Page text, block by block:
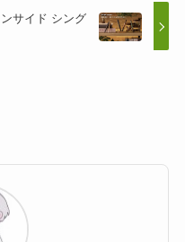
サイド シング